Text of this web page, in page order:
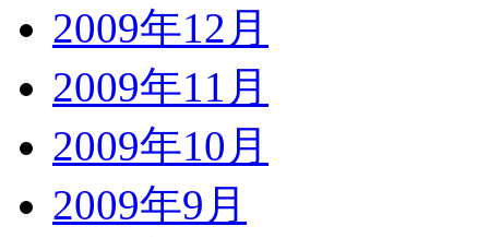
2009年12月
2009年11月
2009年10月
2009年9月